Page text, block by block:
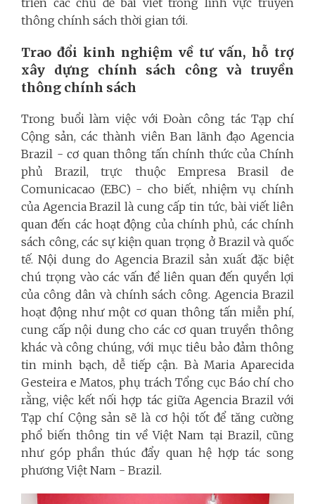
triển các chủ đề bài viết trong lĩnh vực truyền
thông chính sách thời gian tới.
Trao đổi kinh nghiệm về tư vấn, hỗ trợ
xây dựng chính sách công và truyền
thông chính sách
Trong buổi làm việc với Đoàn công tác Tạp chí
Cộng sản, các thành viên Ban lãnh đạo Agencia
Brazil - cơ quan thông tấn chính thức của Chính
phủ Brazil, trực thuộc Empresa Brasil de
Comunicacao (EBC) - cho biết, nhiệm vụ chính
của Agencia Brazil là cung cấp tin tức, bài viết liên
quan đến các hoạt động của chính phủ, các chính
sách công, các sự kiện quan trọng ở Brazil và quốc
tế. Nội dung do Agencia Brazil sản xuất đặc biệt
chú trọng vào các vấn đề liên quan đến quyền lợi
của công dân và chính sách công. Agencia Brazil
hoạt động như một cơ quan thông tấn miễn phí,
cung cấp nội dung cho các cơ quan truyền thông
khác và công chúng, với mục tiêu bảo đảm thông
tin minh bạch, dễ tiếp cận. Bà Maria Aparecida
Gesteira e Matos, phụ trách Tổng cục Báo chí cho
rằng, việc kết nối hợp tác giữa Agencia Brazil với
Tạp chí Cộng sản sẽ là cơ hội tốt để tăng cường
phổ biến thông tin về Việt Nam tại Brazil, cũng
như góp phần thúc đẩy quan hệ hợp tác song
phương Việt Nam - Brazil.